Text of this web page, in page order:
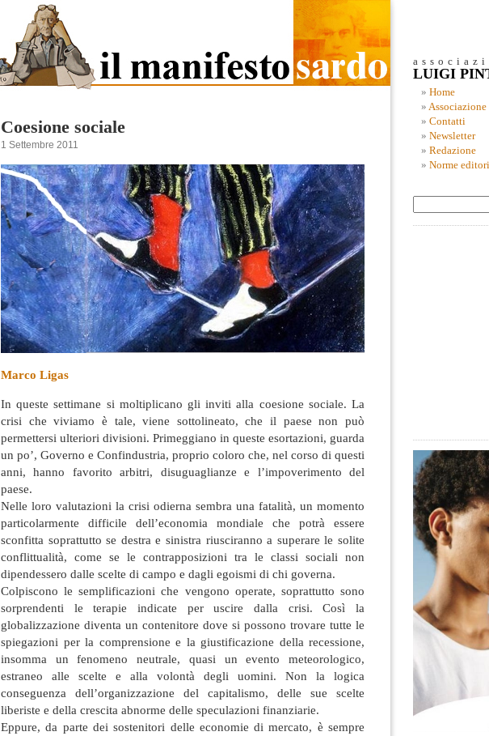
Coesione sociale
1 Settembre 2011
Marco Ligas
In queste settimane si moltiplicano gli inviti alla coesione sociale. La
crisi che viviamo è tale, viene sottolineato, che il paese non può
permettersi ulteriori divisioni. Primeggiano in queste esortazioni, guarda
un po’, Governo e Confindustria, proprio coloro che, nel corso di questi
anni, hanno favorito arbitri, disuguaglianze e l’impoverimento del
paese.
Nelle loro valutazioni la crisi odierna sembra una fatalità, un momento
particolarmente difficile dell’economia mondiale che potrà essere
sconfitta soprattutto se destra e sinistra riusciranno a superare le solite
conflittualità, come se le contrapposizioni tra le classi sociali non
dipendessero dalle scelte di campo e dagli egoismi di chi governa.
Colpiscono le semplificazioni che vengono operate, soprattutto sono
sorprendenti le terapie indicate per uscire dalla crisi. Così la
globalizzazione diventa un contenitore dove si possono trovare tutte le
spiegazioni per la comprensione e la giustificazione della recessione,
insomma un fenomeno neutrale, quasi un evento meteorologico,
estraneo alle scelte e alla volontà degli uomini. Non la logica
conseguenza dell’organizzazione del capitalismo, delle sue scelte
liberiste e della crescita abnorme delle speculazioni finanziarie.
Eppure, da parte dei sostenitori delle economie di mercato, è sempre
LUIGI
Home
Associazione
Contatti
Newsletter
Redazione
Norme